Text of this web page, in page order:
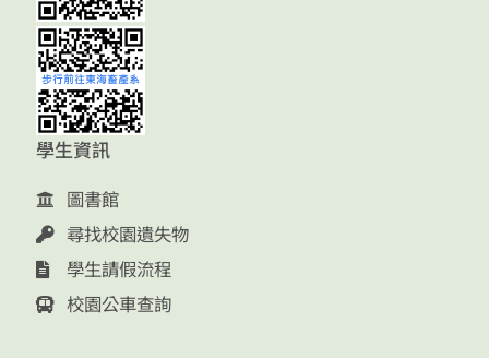
學生資訊
圖書館
尋找校園遺失物
學生請假流程
校園公車查詢